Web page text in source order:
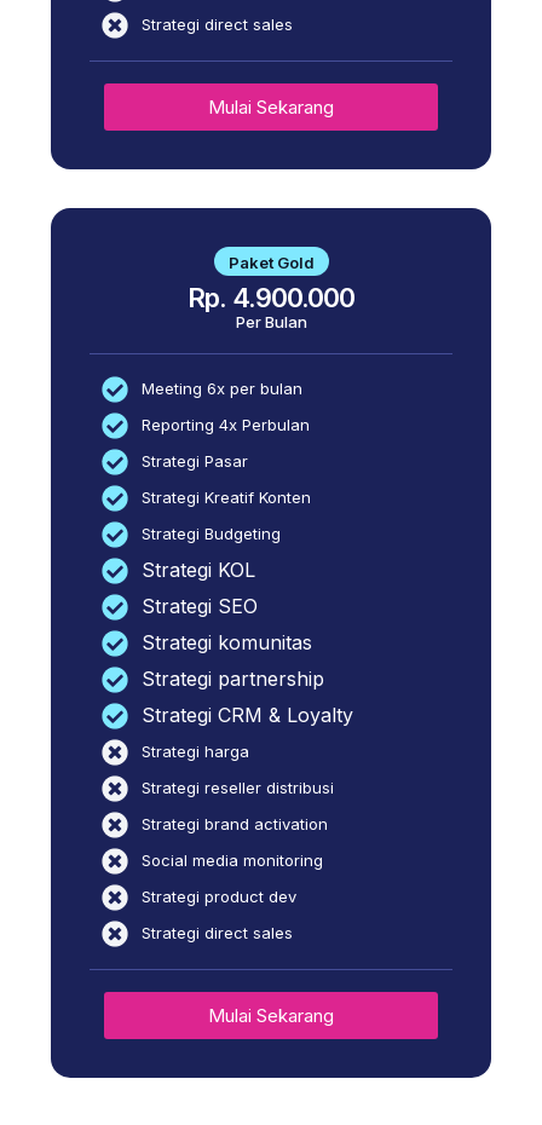
Strategi direct sales
Mulai Sekarang
Paket Gold
Rp. 4.900.000
Per Bulan
Meeting 6x per bulan
Reporting 4x Perbulan
Strategi Pasar
Strategi Kreatif Konten
Strategi Budgeting
Strategi KOL
Strategi SEO
Strategi komunitas
Strategi partnership
Strategi CRM & Loyalty
Strategi harga
Strategi reseller distribusi
Strategi brand activation
Social media monitoring
Strategi product dev
Strategi direct sales
Mulai Sekarang